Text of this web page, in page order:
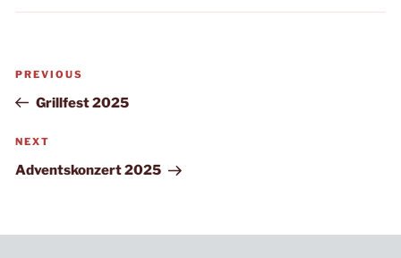
Previous
Post
PREVIOUS
Grillfest 2025
Next
Post
NEXT
Adventskonzert 2025